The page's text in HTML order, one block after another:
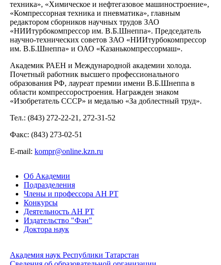
техника», «Химическое и нефтегазовое машиностроение»,
«Компрессорная техника и пневматика», главным
редактором сборников научных трудов ЗАО
«НИИтурбокомпрессор им. В.Б.Шнеппа». Председатель
научно-технических советов ЗАО «НИИтурбокомпрессор
им. В.Б.Шнеппа» и ОАО «Казанькомпрессормаш».
Академик РАЕН и Международной академии холода.
Почетный работник высшего профессионального
образования РФ, лауреат премии имени В.Б.Шнеппа в
области компрессоростроения. Награжден знаком
«Изобретатель СССР» и медалью «За доблестный труд».
Тел.: (843) 272-22-21, 272-31-52
Факс: (843) 273-02-51
Е-mail: kompr@online.kzn.ru
Об Академии
Подразделения
Члены и профессора АН РТ
Конкурсы
Деятельность АН РТ
Издательство "Фән"
Доктора наук
Академия наук Республики Татарстан